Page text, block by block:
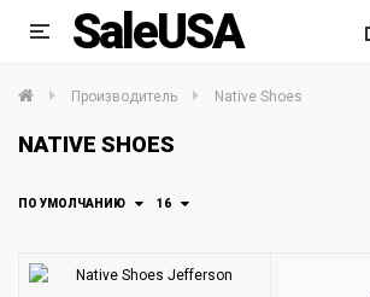
SaleUSA
Производитель Native Shoes
NATIVE SHOES
ПО УМОЛЧАНИЮ 16